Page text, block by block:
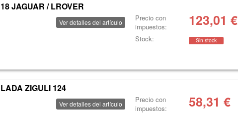
JAGUAR / LROVER
Ver detalles del artículo
Precio con
impuestos:
123,01 €
Stock: Sin stock
ZIGULI 124
Ver detalles del artículo
Precio con
impuestos:
58,31 €